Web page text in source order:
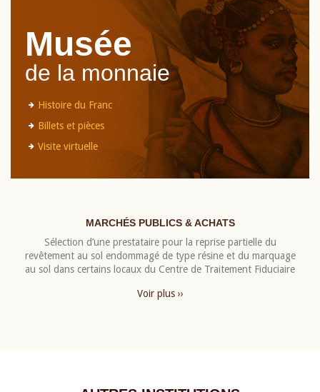
Musée
de la monnaie
Histoire du Franc
Billets et pièces
Visite virtuelle
MARCHÉS PUBLICS & ACHATS
Sélection d’une prestataire pour la reprise partielle du
revêtement au sol endommagé de type résine et du marquage
au sol dans certains locaux du Centre de Traitement Fiduciaire
Voir plus ››